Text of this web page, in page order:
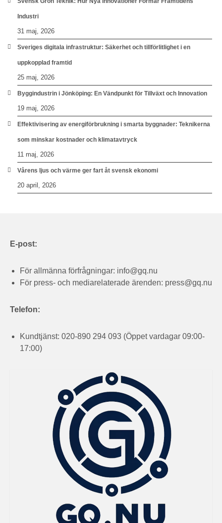
Industri
31 maj, 2026
Sveriges digitala infrastruktur: Säkerhet och tillförlitlighet i en
uppkopplad framtid
25 maj, 2026
Byggindustrin i Jönköping: En Vändpunkt för Tillväxt och Innovation
19 maj, 2026
Effektivisering av energiförbrukning i smarta byggnader: Teknikerna
som minskar kostnader och klimatavtryck
11 maj, 2026
Vårens ljus och värme ger fart åt svensk ekonomi
20 april, 2026
E-post:
För allmänna förfrågningar: info@gq.nu
För press- och mediarelaterade ärenden: press@gq.nu
Telefon:
Kundtjänst: 020-890 294 093 (Öppet vardagar 09:00-
17:00)